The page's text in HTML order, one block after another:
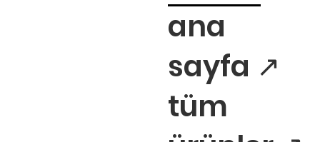
ana
sayfa ↗
tüm